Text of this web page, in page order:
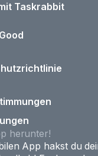
Taskrabbit
herunter!
App hakst du